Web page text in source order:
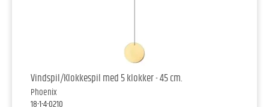
Vindspil/Klokkespil med 5 klokker - 45 cm.
Phoenix